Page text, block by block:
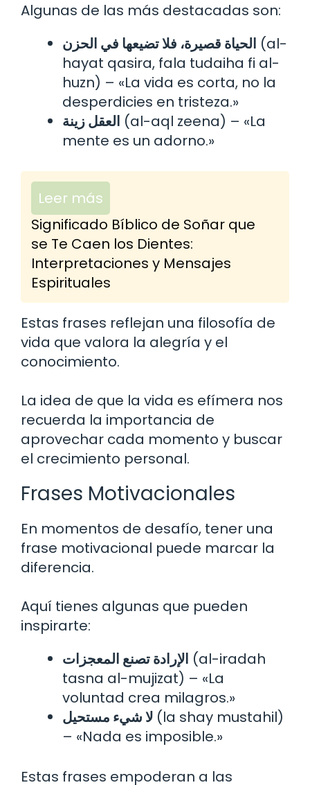
Algunas de las más destacadas son:
الحياة قصيرة، فلا تضيعها في الحزن (al-
hayat qasira, fala tudaiha fi al-
huzn) – «La vida es corta, no la
desperdicies en tristeza.»
العقل زينة (al-aql zeena) – «La
mente es un adorno.»
Leer más
Significado Bíblico de Soñar que
se Te Caen los Dientes:
Interpretaciones y Mensajes
Espirituales
Estas frases reflejan una filosofía de
vida que valora la alegría y el
conocimiento.
La idea de que la vida es efímera nos
recuerda la importancia de
aprovechar cada momento y buscar
el crecimiento personal.
Frases Motivacionales
En momentos de desafío, tener una
frase motivacional puede marcar la
diferencia.
Aquí tienes algunas que pueden
inspirarte:
الإرادة تصنع المعجزات (al-iradah
tasna al-mujizat) – «La
voluntad crea milagros.»
لا شيء مستحيل (la shay mustahil)
– «Nada es imposible.»
Estas frases empoderan a las